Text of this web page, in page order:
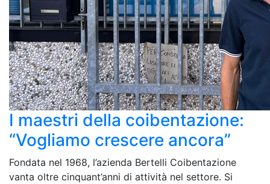
I maestri della coibentazione:
“Vogliamo crescere ancora”
Fondata nel 1968, l’azienda Bertelli Coibentazione
vanta oltre cinquant’anni di attività nel settore. Si